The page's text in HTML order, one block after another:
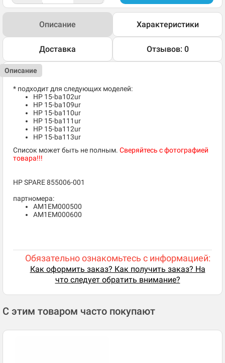
Описание Характеристики
Доставка Отзывов: 0
Описание
* подходит для следующих моделей:
HP 15-ba102ur
HP 15-ba109ur
HP 15-ba110ur
HP 15-ba111ur
HP 15-ba112ur
HP 15-ba113ur
Список может быть не полным. Сверяйтесь с фотографией
товара!!!
HP SPARE 855006-001
партномера:
AM1EM000500
AM1EM000600
Обязательно ознакомьтесь с информацией:
Как оформить заказ? Как получить заказ? На
что следует обратить внимание?
С этим товаром часто покупают